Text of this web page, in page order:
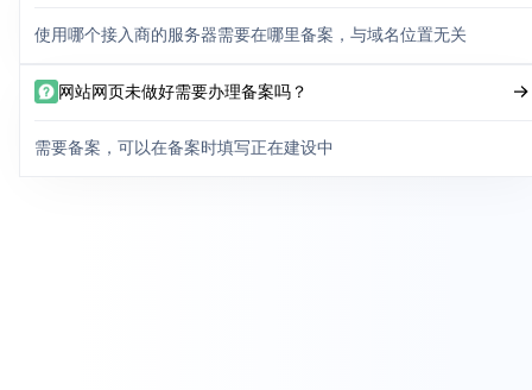
使用哪个接入商的服务器需要在哪里备案，与域名位置无关
网站网页未做好需要办理备案吗？
需要备案，可以在备案时填写正在建设中